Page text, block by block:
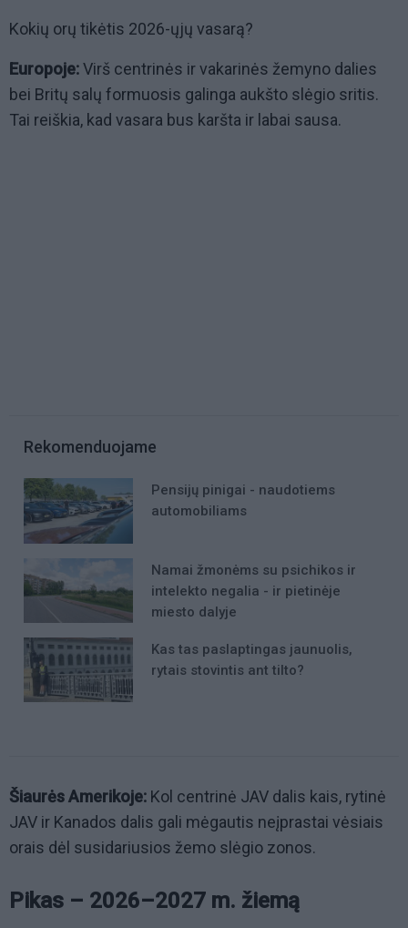
Kokių orų tikėtis 2026-ųjų vasarą?
Europoje:Virš centrinės ir vakarinės žemyno dalies
bei Britų salų formuosis galinga aukšto slėgio sritis.
Tai reiškia, kad vasara bus karšta ir labai sausa.
Rekomenduojame
Pensijų pinigai - naudotiems
automobiliams
Namai žmonėms su psichikos ir
intelekto negalia - ir pietinėje
miesto dalyje
Kas tas paslaptingas jaunuolis,
rytais stovintis ant tilto?
Šiaurės Amerikoje: Kol centrinė JAV dalis kais, rytinė
JAV ir Kanados dalis gali mėgautis neįprastai vėsiais
orais dėl susidariusios žemo slėgio zonos.
Pikas – 2026–2027 m. žiemą